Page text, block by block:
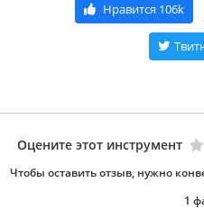
Нравится 106k
Оцените этот инструмент
Чтобы оставить отзыв, нужно
1